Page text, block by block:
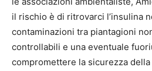
il rischio è di ritrovarci l’insulina
contaminazioni tra piantagioni
controllabili e una eventuale
compromettere la sicurezza